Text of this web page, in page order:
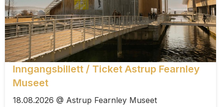
Inngangsbillett / Ticket Astrup Fearnley
Museet
18.08.2026 @ Astrup Fearnley Museet